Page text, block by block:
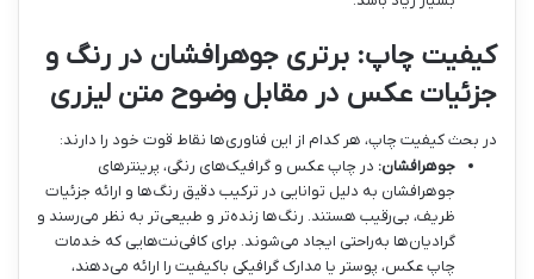
کیفیت چاپ: برتری جوهرافشان در رنگ و
جزئیات عکس در مقابل وضوح متن لیزری
در بحث کیفیت چاپ، هر کدام از این فناوری‌ها نقاط قوت خود را دارند:
جوهرافشان: در چاپ عکس و گرافیک‌های رنگی، پرینترهای
جوهرافشان به دلیل توانایی در ترکیب دقیق رنگ‌ها و ارائه جزئیات
ظریف، بی‌رقیب هستند. رنگ‌ها زنده‌تر و طبیعی‌تر به نظر می‌رسند و
گرادیان‌ها به‌راحتی ایجاد می‌شوند. برای کافی‌نت‌هایی که خدمات
چاپ عکس، پوستر یا مدارک گرافیکی باکیفیت را ارائه می‌دهند،